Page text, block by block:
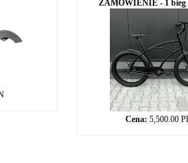
ZAMÓWIENIE - 1 bieg
Cena: 5,500.00